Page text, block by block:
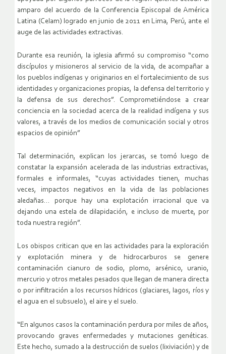
amparo del acuerdo de la Conferencia Episcopal de América
Latina (Celam) logrado en junio de 2011 en Lima, Perú, ante el
auge de las actividades extractivas.
Durante esa reunión, la iglesia afirmó su compromiso “como
discípulos y misioneros al servicio de la vida, de acompañar a
los pueblos indígenas y originarios en el fortalecimiento de sus
identidades y organizaciones propias, la defensa del territorio y
la defensa de sus derechos”. Comprometiéndose a crear
conciencia en la sociedad acerca de la realidad indígena y sus
valores, a través de los medios de comunicación social y otros
espacios de opinión”
Tal determinación, explican los jerarcas, se tomó luego de
constatar la expansión acelerada de las industrias extractivas,
formales e informales, “cuyas actividades tienen, muchas
veces, impactos negativos en la vida de las poblaciones
aledañas… porque hay una explotación irracional que va
dejando una estela de dilapidación, e incluso de muerte, por
toda nuestra región”.
Los obispos critican que en las actividades para la exploración
y explotación minera y de hidrocarburos se genere
contaminación cianuro de sodio, plomo, arsénico, uranio,
mercurio y otros metales pesados que llegan de manera directa
o por infiltración a los recursos hídricos (glaciares, lagos, ríos y
el agua en el subsuelo), el aire y el suelo.
“En algunos casos la contaminación perdura por miles de años,
provocando graves enfermedades y mutaciones genéticas.
Este hecho, sumado a la destrucción de suelos (lixiviación) y de